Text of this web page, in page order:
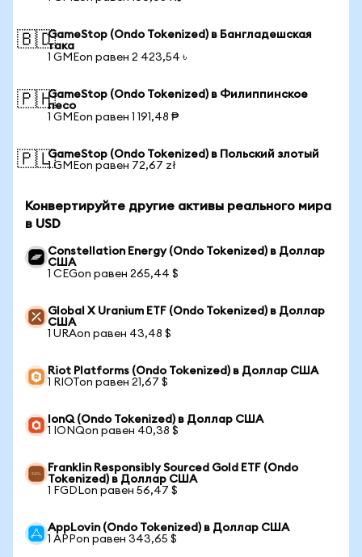
🇧🇩GameStop (Ondo Tokenized) в Бангладешская
така
1 GMEon равен 2 423,54 ৳
🇵🇭GameStop (Ondo Tokenized) в Филиппинское
песо
1 GMEon равен 1 191,48 ₱
🇵🇱GameStop (Ondo Tokenized) в Польский злотый
1 GMEon равен 72,67 zł
Конвертируйте другие активы реального мира
в USD
Constellation Energy (Ondo Tokenized) в Доллар
США
1 CEGon равен 265,44 $
Global X Uranium ETF (Ondo Tokenized) в Доллар
США
1 URAon равен 43,48 $
Riot Platforms (Ondo Tokenized) в Доллар США
1 RIOTon равен 21,67 $
IonQ (Ondo Tokenized) в Доллар США
1 IONQon равен 40,38 $
Franklin Responsibly Sourced Gold ETF (Ondo
Tokenized) в Доллар США
1 FGDLon равен 56,47 $
AppLovin (Ondo Tokenized) в Доллар США
1 APPon равен 343,65 $